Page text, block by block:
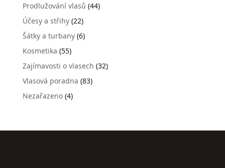
Prodlužování vlasů (44)
Účesy a střihy(22)
Šátky a turbany(6)
Kosmetika (55)
Zajímavosti o vlasech (32)
Vlasová poradna (83)
Nezařazeno(4)